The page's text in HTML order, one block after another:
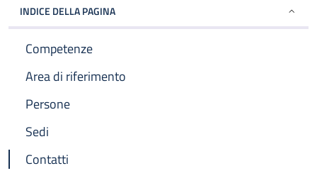
INDICE DELLA PAGINA
Competenze
Area di riferimento
Persone
Sedi
Contatti